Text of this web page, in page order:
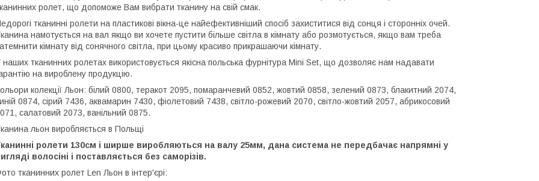
ролет, що допоможе Вам вибрати тканину на свій смак.
тканинні ролети на пластикові вікна-це найефективніший спосіб захиститися від сонця і сторонніх очей.
намотується на вал якщо ви хочете пустити більше світла в кімнату або розмотується, якщо вам треба
кімнату від сонячного світла, при цьому красиво прикрашаючи кімнату.
наших тканинних ролетах використовується якісна польська фурнітура Mini Set, що дозволяє нам надавати
на вироблену продукцію.
колекції Льон: білий 0800, теракот 2095, помаранчевий 0852, жовтий 0858, зелений 0873, блакитний 2074,
0874, сірий 7436, аквамарин 7430, фіолетовий 7438, світло-рожевий 2070, світло-жовтий 2057, абрикосовий
салатовий 2073, ванільний 0875.
льон виробляється в Польщі
ролети 130см і ширше виробляються на валу 25мм, дана система не передбачає напрямні у
волосіні і поставляється без саморізів.
тканинних ролет Len Льон в інтер'єрі: